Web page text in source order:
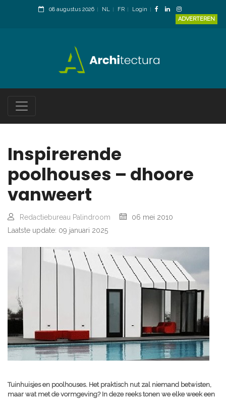
08 augustus 2026 NL FR
Login
ADVERTEREN
Inspirerende
poolhouses – dhoore
vanweert
Redactiebureau Palindroom
06 mei 2010
Laatste update: 09 januari 2025
Tuinhuisjes en poolhouses. Het praktisch nut zal niemand betwisten,
maar wat met de vormgeving? In deze reeks tonen we elke week een